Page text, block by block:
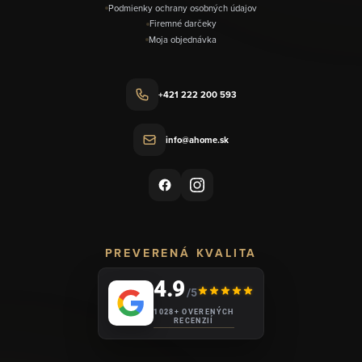
Podmienky ochrany osobných údajov
Firemné darčeky
Moja objednávka
+421 222 200 593
info@ahome.sk
PREVERENÁ KVALITA
4.9/5
1028+ OVERENÝCH
RECENZIÍ